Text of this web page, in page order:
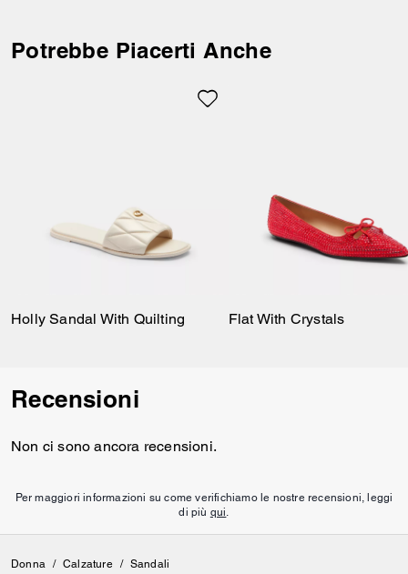
Potrebbe Piacerti Anche
Holly Sandal With Quilting Flat With Crystals
Recensioni
Non ci sono ancora recensioni.
Per maggiori informazioni su come verifichiamo le nostre recensioni, leggi
di più qui
Donna / Calzature / Sandali